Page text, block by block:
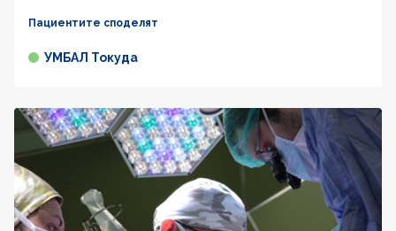
Пациентите споделят
УМБАЛ Токуда